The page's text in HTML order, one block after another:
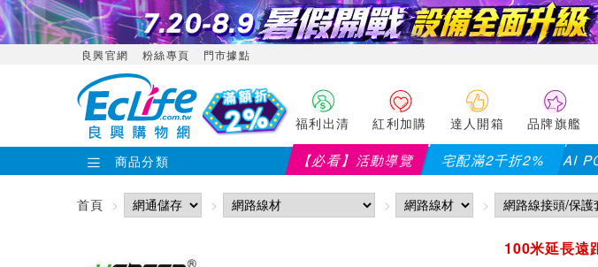
良興官網 粉絲專頁 門市據點
福利出清 紅利加購 達人開箱 品牌旗艦
商品分類 【必看】活動導覽 宅配滿2千折2% AI
【PX大通】全館滿千折百(部分品項不適用，滿2千折200...) 儀錶指定款單
首頁
100米延長遠